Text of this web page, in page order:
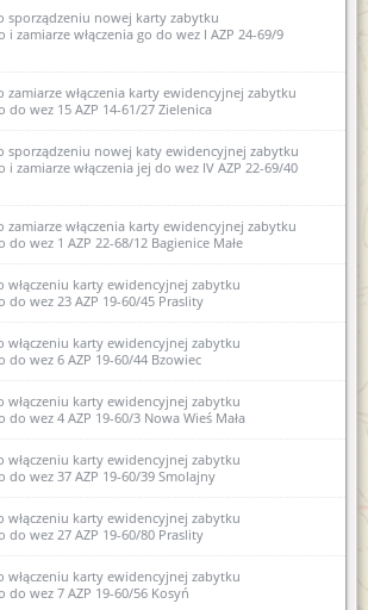
poz. 759 ze zm.)
7 lipca 1994 r. Prawo budowlane (Dz. U. Nr 89,
prowadzących prace przy zabytkach
prowadzenie prac przy zabytkach
rejestru zabytków
wpisu do rejestru zabytków województwa
elementów komponowanej zieleni
o wszczęciu postępowania administracyjnego
AZP w obr. Pomnik gm Korsze oraz w obr.
gm. Korsze
o włączeniu karty ewidencyjnej zabytku do
zabytków - XLIII AZP16-51/38
o zamiarze włączenia karty ewidencyjnej
do wojewódzkiej ewidencji
23-62/25
o zamiarze włączenia karty ewidencyjnej
do wojewódzkiej ewidencji
19-68/54 Swięta Lipka
o sporządzeniu nowej karty ewidencyjnej
lądowego 2 AZP 22-62/4 Barczewko
o zamiarze włączenia karty ewidencyjnej
lądowego do Wojewódzkiej
9 AZP 23-62/25 Łęgajny
sporządzeniu nowej karty zabytku
i zamiarze włączenia go do wez I AZP 24-69/9
zamiarze włączenia karty ewidencyjnej zabytku
do wez 15 AZP 14-61/27 Zielenica
sporządzeniu nowej katy ewidencyjnej zabytku
i zamiarze włączenia jej do wez IV AZP 22-69/40
zamiarze włączenia karty ewidencyjnej zabytku
do wez 1 AZP 22-68/12 Bagienice Małe
włączeniu karty ewidencyjnej zabytku
do wez 23 AZP 19-60/45 Praslity
włączeniu karty ewidencyjnej zabytku
do wez 6 AZP 19-60/44 Bzowiec
włączeniu karty ewidencyjnej zabytku
do wez 4 AZP 19-60/3 Nowa Wieś Mała
włączeniu karty ewidencyjnej zabytku
do wez 37 AZP 19-60/39 Smolajny
włączeniu karty ewidencyjnej zabytku
do wez 27 AZP 19-60/80 Praslity
włączeniu karty ewidencyjnej zabytku
do wez 7 AZP 19-60/56 Kosyń